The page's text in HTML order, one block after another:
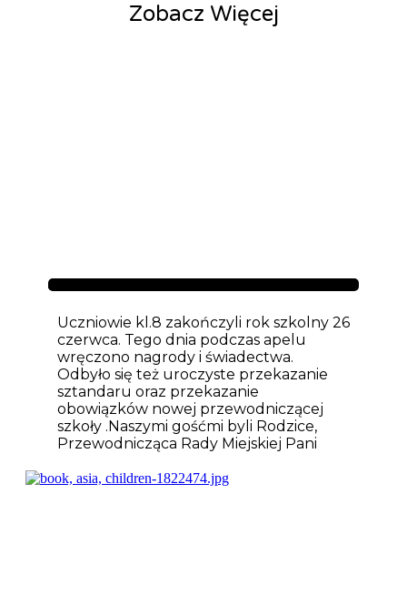
Zobacz Więcej
Aktualności
Uczniowie kl.8 zakończyli rok szkolny 26
czerwca. Tego dnia podczas apelu
wręczono nagrody i świadectwa.
Odbyło się też uroczyste przekazanie
sztandaru oraz przekazanie
obowiązków nowej przewodniczącej
szkoły .Naszymi gośćmi byli Rodzice,
Przewodnicząca Rady Miejskiej Pani